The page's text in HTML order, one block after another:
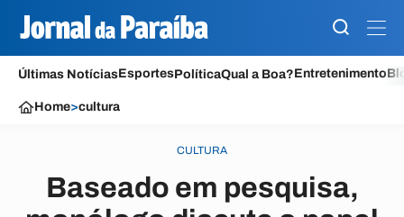
Últimas NotíciasEsportesPolíticaQual a Boa?Entretenimento
Home>cultura
CULTURA
Baseado em pesquisa,